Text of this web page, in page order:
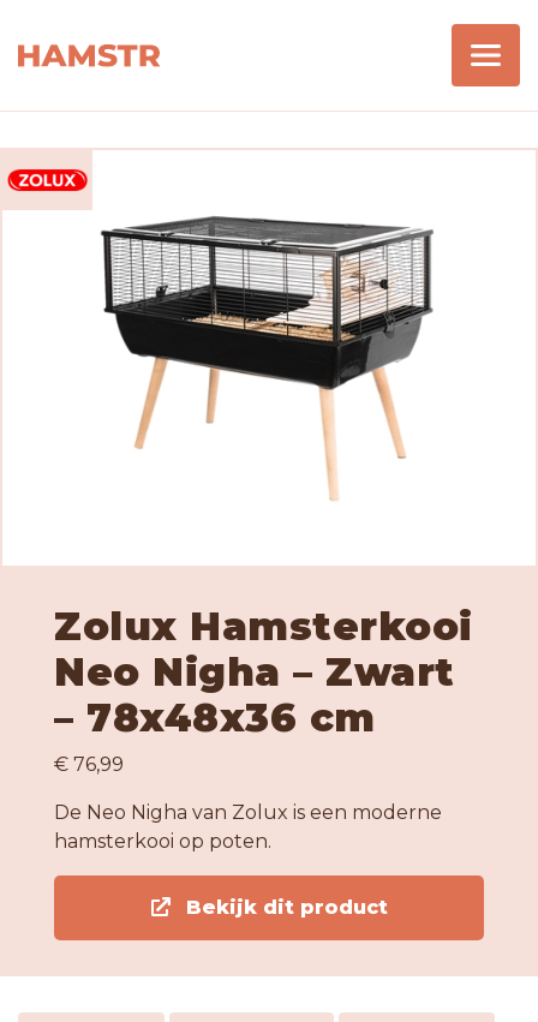
Zolux Hamsterkooi
Neo Nigha – Zwart
– 78x48x36 cm
€ 76,99
De Neo Nigha van Zolux is een moderne
hamsterkooi op poten.
Bekijk dit product